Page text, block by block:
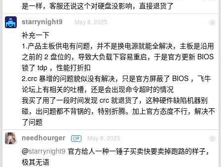
是一样，客服还说这个对硬盘没影响，直接退货了
4
starrynight9 May 8, 2025
补充一下
1.产品主板供电有问题，并不是换电源就能全解决，主板是沿用
之前的 2 盘位的，导致大负载下容易重启，于是官方更新 BIOS
锁了 tdp ，性能打折扣
2.crc 暴增的问题貌似没有解决，只是官方屏蔽了 BIOS ，飞牛
论坛上有相关的吐槽，还是会出现命令超时的情况
我买了用了一段时间发现 crc 就退货了，这种硬件缺陷机器别
碰，出问题都不背锅的，特别折腾。加上官方态度不行，解决不
了问题
5
needhourger OP May 8, 2025
@starrynight9 官方给人一种一锤子买卖快要卖掉跑路的样子，
极其无语